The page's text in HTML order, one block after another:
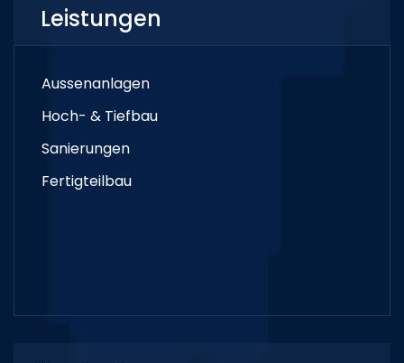
Leistungen
Aussenanlagen
Hoch- & Tiefbau
Sanierungen
Fertigteilbau